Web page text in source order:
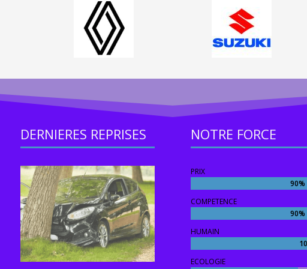
DERNIERES REPRISES NOTRE FORCE
PRIX
90%
90%
COMPETENCE
90%
90%
HUMAIN
ECOLOGIE